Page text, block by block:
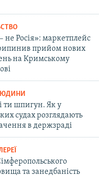
не Росія»: маркетплейс
прийом нових
на Кримському
ти шпигун. Як у
судах розглядають
в держзраді
та занедбаність